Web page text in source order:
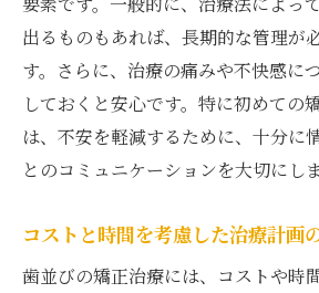
出るものもあれば、長期的な管理が
す。さらに、治療の痛みや不快感に
しておくと安心です。特に初めての
は、不安を軽減するために、十分に
とのコミュニケーションを大切にし
コストと時間を考慮した治療計画
歯並びの矯正治療には、コストや時